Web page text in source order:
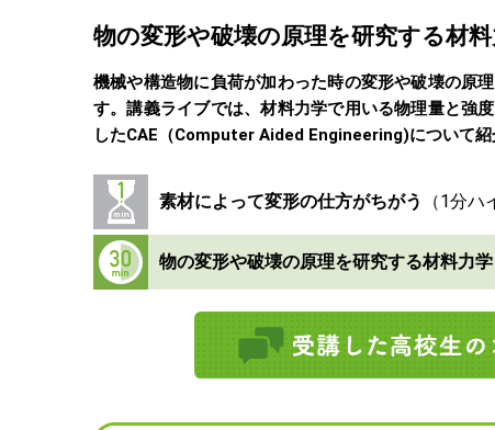
物の変形や破壊の原理を研究する材
機械や構造物に負荷が加わった時の変形や破壊の原
す。講義ライブでは、材料力学で用いる物理量と強
したCAE（Computer Aided Engineering)について紹
素材によって変形の仕方がちがう
物の変形や破壊の原理を研究する材料力学